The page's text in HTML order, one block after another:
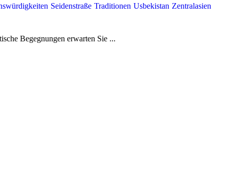
Seidenstraße Traditionen Usbekistan Zentralasien
Begegnungen erwarten Sie ...